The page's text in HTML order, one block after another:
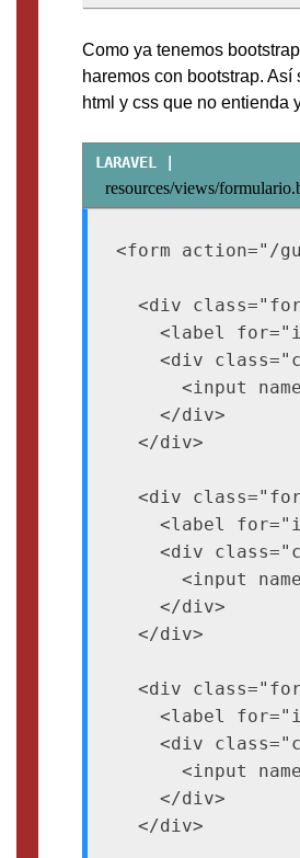
Como ya tenemos
haremos con bootstrap. Así
html y css que no entienda
resources/views/
<form action="/
<div
<label
<div
<input
    </div>
  </div>
<div
<label
<div
<input
    </div>
  </div>
<div
<label
<div
<input
    </div>
  </div>